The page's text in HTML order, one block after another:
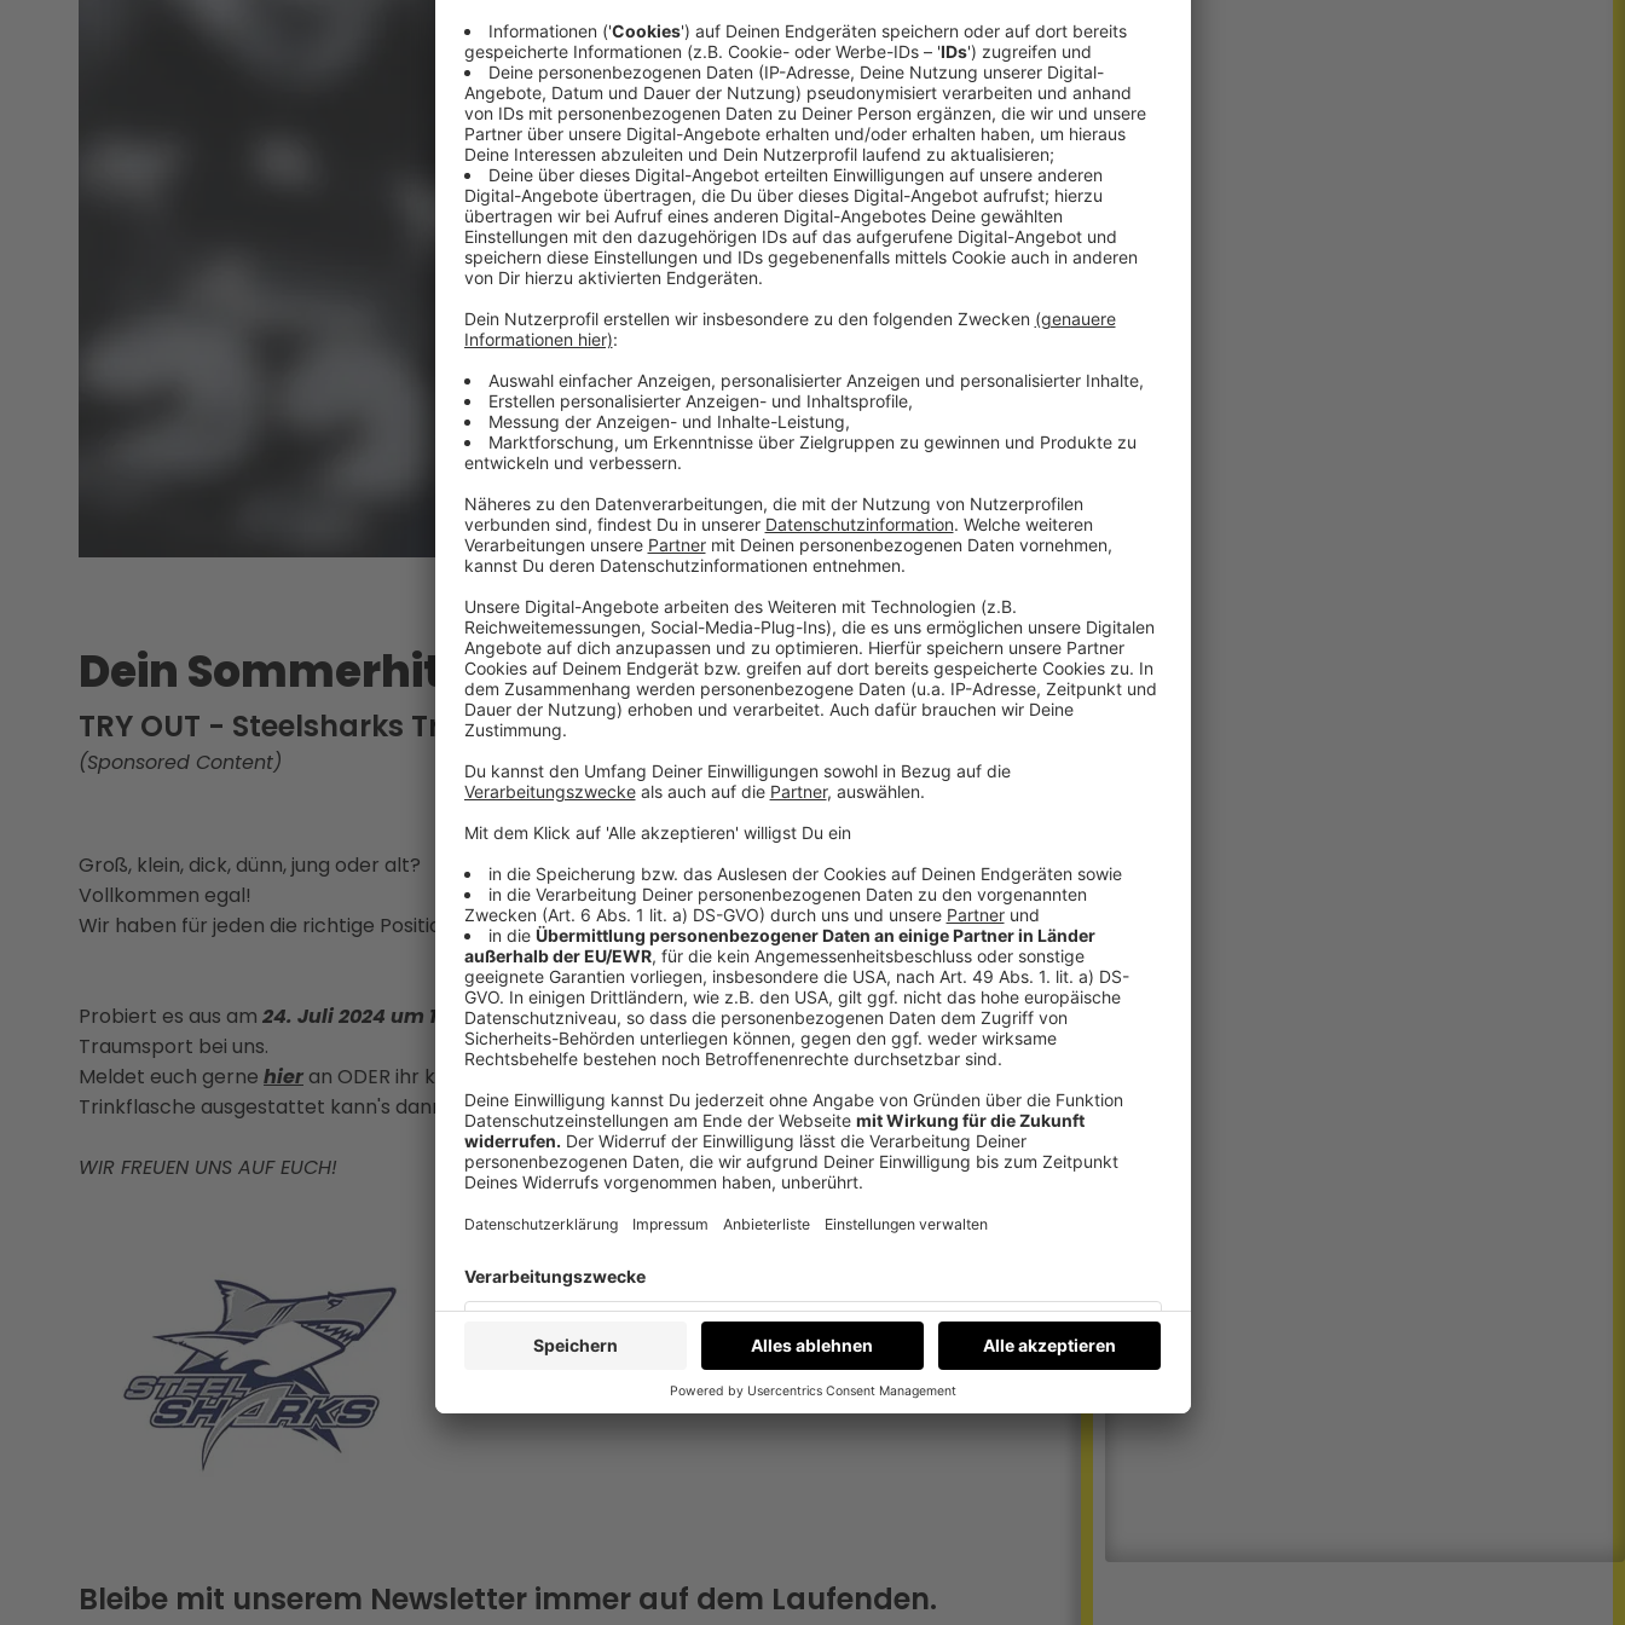
Dein Sommerhit: American Football!
TRY OUT - Steelsharks Traun
(Sponsored Content)
Groß, klein, dick, dünn, jung oder alt?
Vollkommen egal!
Wir haben für jeden die richtige Position.
Probiert es aus am 24. Juli 2024 um 18:00 im Trauner Stadionund entdeckt euren neuen
Traumsport bei uns.
Meldet euch gerne hier an ODER ihr kommt einfach spontan vorbei - mit Sportkleidung und
Trinkflasche ausgestattet kann's dann auch schon losgehen.
WIR FREUEN UNS AUF EUCH!
Bleibe mit unserem Newsletter immer auf dem Laufenden.